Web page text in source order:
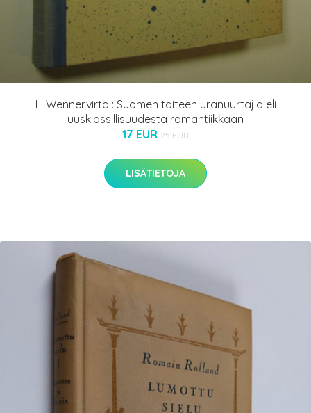
L. Wennervirta : Suomen taiteen uranuurtajia eli
uusklassillisuudesta romantiikkaan
17 EUR 25 EUR
LISÄTIETOJA